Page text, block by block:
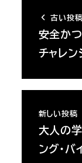
古い投稿
安全か
チャレ
新しい投稿
大人の
ング・バ